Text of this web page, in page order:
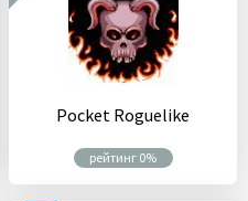
Pocket Roguelike
рейтинг 0%